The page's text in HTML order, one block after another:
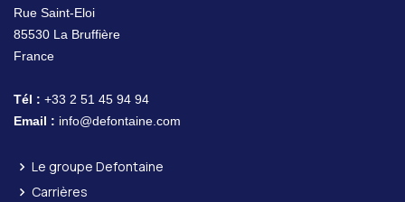
Rue Saint-Eloi
85530 La Bruffière
France
Tél : +33 2 51 45 94 94
Email : info@defontaine.com
Le groupe Defontaine
Carrières